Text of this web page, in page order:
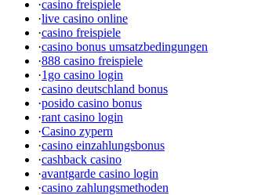
·casino freispiele
·live casino online
·casino freispiele
·casino bonus umsatzbedingungen
·888 casino freispiele
·1go casino login
·casino deutschland bonus
·posido casino bonus
·rant casino login
·Casino zypern
·casino einzahlungsbonus
·cashback casino
·avantgarde casino login
·casino zahlungsmethoden